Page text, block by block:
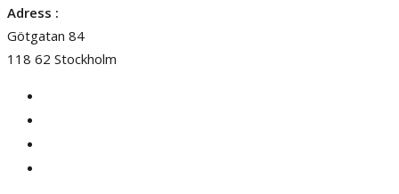
Adress :
Götgatan 84
118 62 Stockholm